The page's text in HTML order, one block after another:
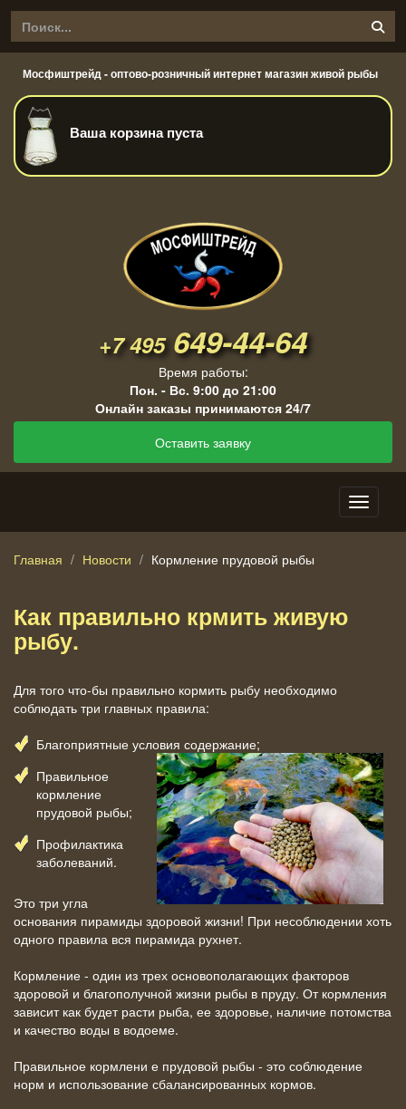
Мосфиштрейд - оптово-розничный интернет магазин живой рыбы
Ваша корзина пуста
+7 495649-44-64
Время работы:
Пон. - Вс. 9:00 до 21:00
Онлайн заказы принимаются 24/7
Оставить заявку
Главная Новости Кормление прудовой рыбы
Как правильно крмить живую
рыбу.
Для того что-бы правильно кормить рыбу необходимо
соблюдать три главных правила:
Благоприятные условия содержание;
Правильное
кормление
прудовой рыбы;
Профилактика
заболеваний.
Это три угла
основания пирамиды здоровой жизни! При несоблюдении хоть
одного правила вся пирамида рухнет.
Кормление - один из трех основополагающих факторов
здоровой и благополучной жизни рыбы в пруду. От кормления
зависит как будет расти рыба, ее здоровье, наличие потомства
и качество воды в водоеме.
Правильное кормлени е прудовой рыбы - это соблюдение
норм и использование сбалансированных кормов.